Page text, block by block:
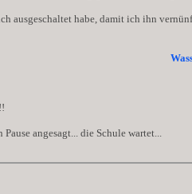
ausgeschaltet habe, damit ich ihn
angesagt... die Schule wartet...